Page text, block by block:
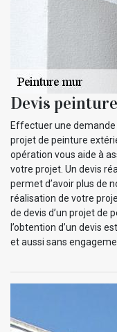
Devis
Effectuer une
projet de peinture
opération vous aide à
votre projet. Un devis
permet d’avoir plus de
réalisation de votre
de devis d’un projet de
l’obtention d’un devis
et aussi sans